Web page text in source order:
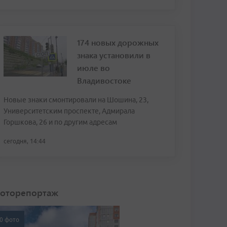
174 новых дорожных
знака установили в
июле во
Владивостоке
Новые знаки смонтировали на Шошина, 23,
Университетским проспекте, Адмирала
Горшкова, 26 и по другим адресам
сегодня, 14:44
фото